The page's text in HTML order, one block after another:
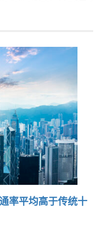
率平均高于传统十